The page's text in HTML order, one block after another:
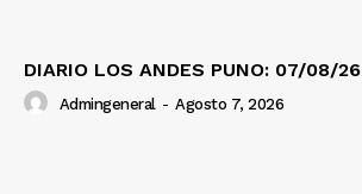
DIARIO LOS ANDES PUNO: 07/08/26
Admingeneral - Agosto 7, 2026